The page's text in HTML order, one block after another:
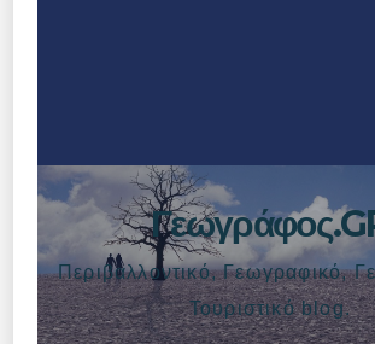
Περιβαλλοντικό, Γεωγραφικό,
Τουριστικό blog.